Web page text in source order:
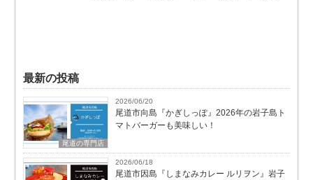
最新の投稿
尾道の専門店
2026/06/20
尾道市向島『かぎしっぽ』2026年の岩子島ト
マトバーガーも美味しい！
2026/06/18
尾道市因島『しまなみカレー ルリヲン』岩子